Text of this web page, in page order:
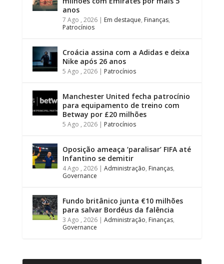
anos
7 Ago , 2026| Em destaque, Finanças,
Patrocínios
Croácia assina com a Adidas e deixa
Nike após 26 anos
5 Ago , 2026| Patrocínios
Manchester United fecha patrocínio
para equipamento de treino com
Betway por £20 milhões
5 Ago , 2026| Patrocínios
Oposição ameaça ‘paralisar’ FIFA até
Infantino se demitir
4 Ago , 2026| Administração, Finanças,
Governance
Fundo britânico junta €10 milhões
para salvar Bordéus da falência
3 Ago , 2026| Administração, Finanças,
Governance